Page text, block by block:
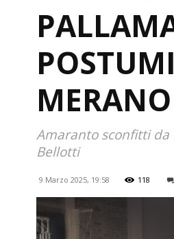
Amaranto sconfitti
Bellotti
9 Marzo 2025, 19:58 118